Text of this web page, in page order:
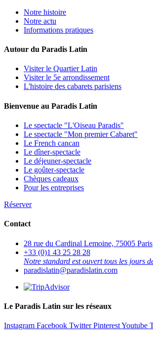
Notre histoire
Notre actu
Informations pratiques
Autour du Paradis Latin
Visiter le Quartier Latin
Visiter le 5e arrondissement
L'histoire des cabarets parisiens
Bienvenue au Paradis Latin
Le spectacle "L'Oiseau Paradis"
Le spectacle "Mon premier Cabaret"
Le French cancan
Le dîner-spectacle
Le déjeuner-spectacle
Le goûter-spectacle
Chèques cadeaux
Pour les entreprises
Réserver
Contact
28 rue du Cardinal Lemoine, 75005 Paris
+33 (0)1 43 25 28 28
Notre standard est ouvert tous les jours
paradislatin@paradislatin.com
Le Paradis Latin sur les réseaux
Instagram Facebook Twitter PinterestYoutube